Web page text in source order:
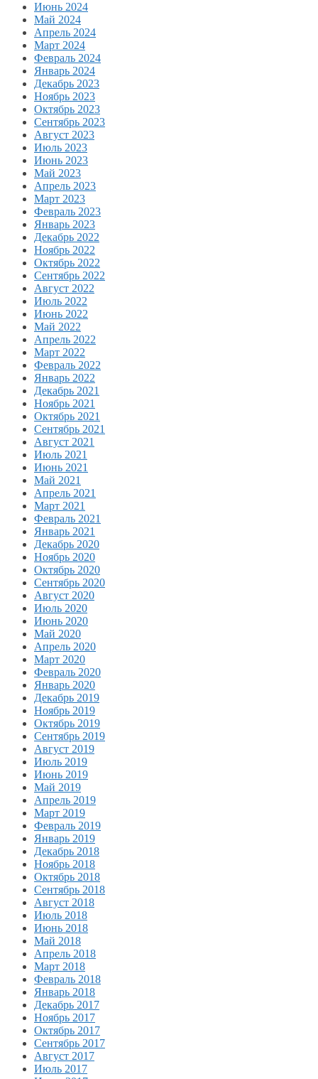
Июнь 2024
Май 2024
Апрель 2024
Март 2024
Февраль 2024
Январь 2024
Декабрь 2023
Ноябрь 2023
Октябрь 2023
Сентябрь 2023
Август 2023
Июль 2023
Июнь 2023
Май 2023
Апрель 2023
Март 2023
Февраль 2023
Январь 2023
Декабрь 2022
Ноябрь 2022
Октябрь 2022
Сентябрь 2022
Август 2022
Июль 2022
Июнь 2022
Май 2022
Апрель 2022
Март 2022
Февраль 2022
Январь 2022
Декабрь 2021
Ноябрь 2021
Октябрь 2021
Сентябрь 2021
Август 2021
Июль 2021
Июнь 2021
Май 2021
Апрель 2021
Март 2021
Февраль 2021
Январь 2021
Декабрь 2020
Ноябрь 2020
Октябрь 2020
Сентябрь 2020
Август 2020
Июль 2020
Июнь 2020
Май 2020
Апрель 2020
Март 2020
Февраль 2020
Январь 2020
Декабрь 2019
Ноябрь 2019
Октябрь 2019
Сентябрь 2019
Август 2019
Июль 2019
Июнь 2019
Май 2019
Апрель 2019
Март 2019
Февраль 2019
Январь 2019
Декабрь 2018
Ноябрь 2018
Октябрь 2018
Сентябрь 2018
Август 2018
Июль 2018
Июнь 2018
Май 2018
Апрель 2018
Март 2018
Февраль 2018
Январь 2018
Декабрь 2017
Ноябрь 2017
Октябрь 2017
Сентябрь 2017
Август 2017
Июль 2017